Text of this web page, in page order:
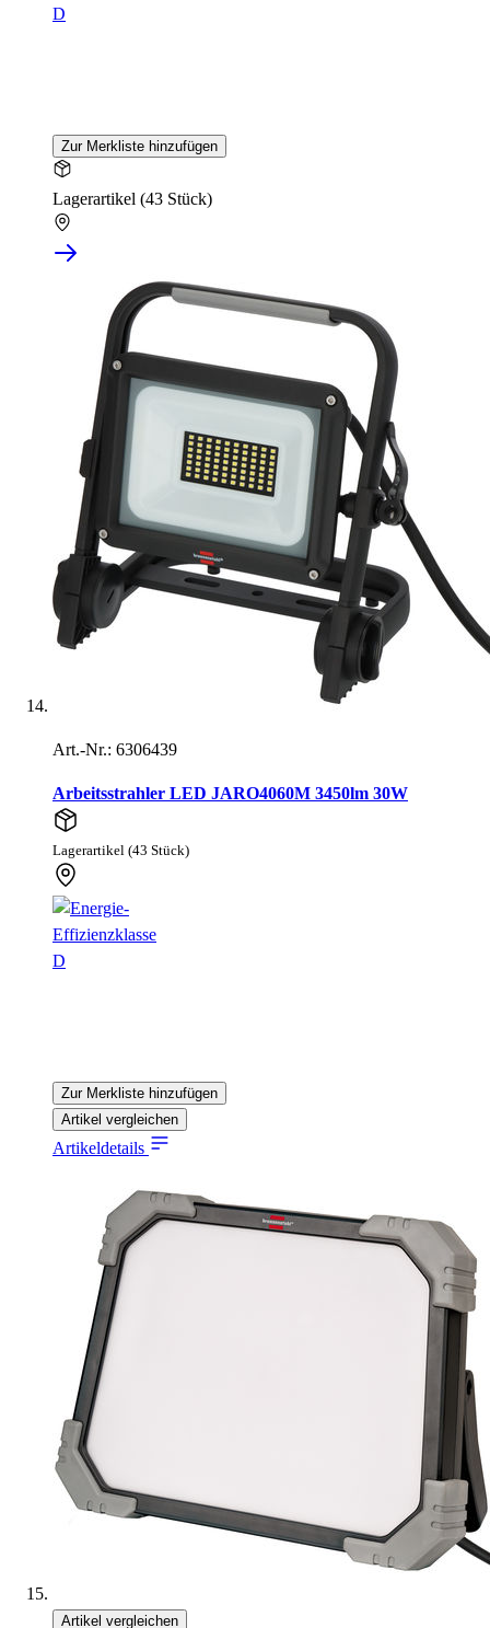
Zur Merkliste hinzufügen
Lagerartikel (43 Stück)
Art.-Nr.: 6306439
Arbeitsstrahler LED JARO4060M 3450lm 30W
Lagerartikel (43 Stück)
Zur Merkliste hinzufügen
Artikel vergleichen
Artikeldetails
Artikel vergleichen